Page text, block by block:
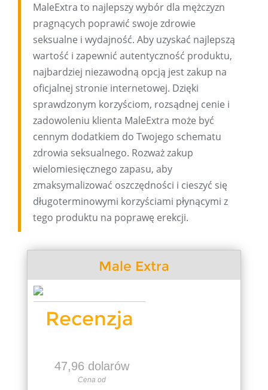
MaleExtra to najlepszy wybór dla mężczyzn
pragnących poprawić swoje zdrowie
seksualne i wydajność. Aby uzyskać najlepszą
wartość i zapewnić autentyczność produktu,
najbardziej niezawodną opcją jest zakup na
oficjalnej stronie internetowej. Dzięki
sprawdzonym korzyściom, rozsądnej cenie i
zadowoleniu klienta MaleExtra może być
cennym dodatkiem do Twojego schematu
zdrowia seksualnego. Rozważ zakup
wielomiesięcznego zapasu, aby
zmaksymalizować oszczędności i cieszyć się
długoterminowymi korzyściami płynącymi z
tego produktu na poprawę erekcji.
Male Extra
Recenzja
47,96 dolarów
Cena od